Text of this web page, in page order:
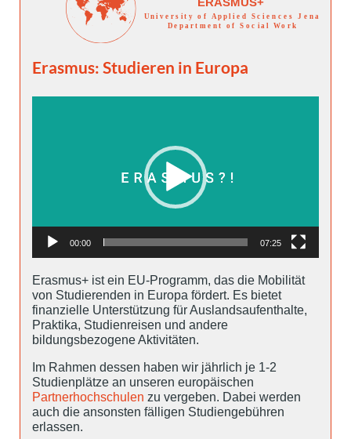
Erasmus: Studieren in Europa
00:00 07:25
Erasmus+ ist ein EU-Programm, das die Mobilität
von Studierenden in Europa fördert. Es bietet
finanzielle Unterstützung für Auslandsaufenthalte,
Praktika, Studienreisen und andere
bildungsbezogene Aktivitäten.
Im Rahmen dessen haben wir jährlich je 1-2
Studienplätze an unseren europäischen
Partnerhochschulen zu vergeben. Dabei werden
auch die ansonsten fälligen Studiengebühren
erlassen.